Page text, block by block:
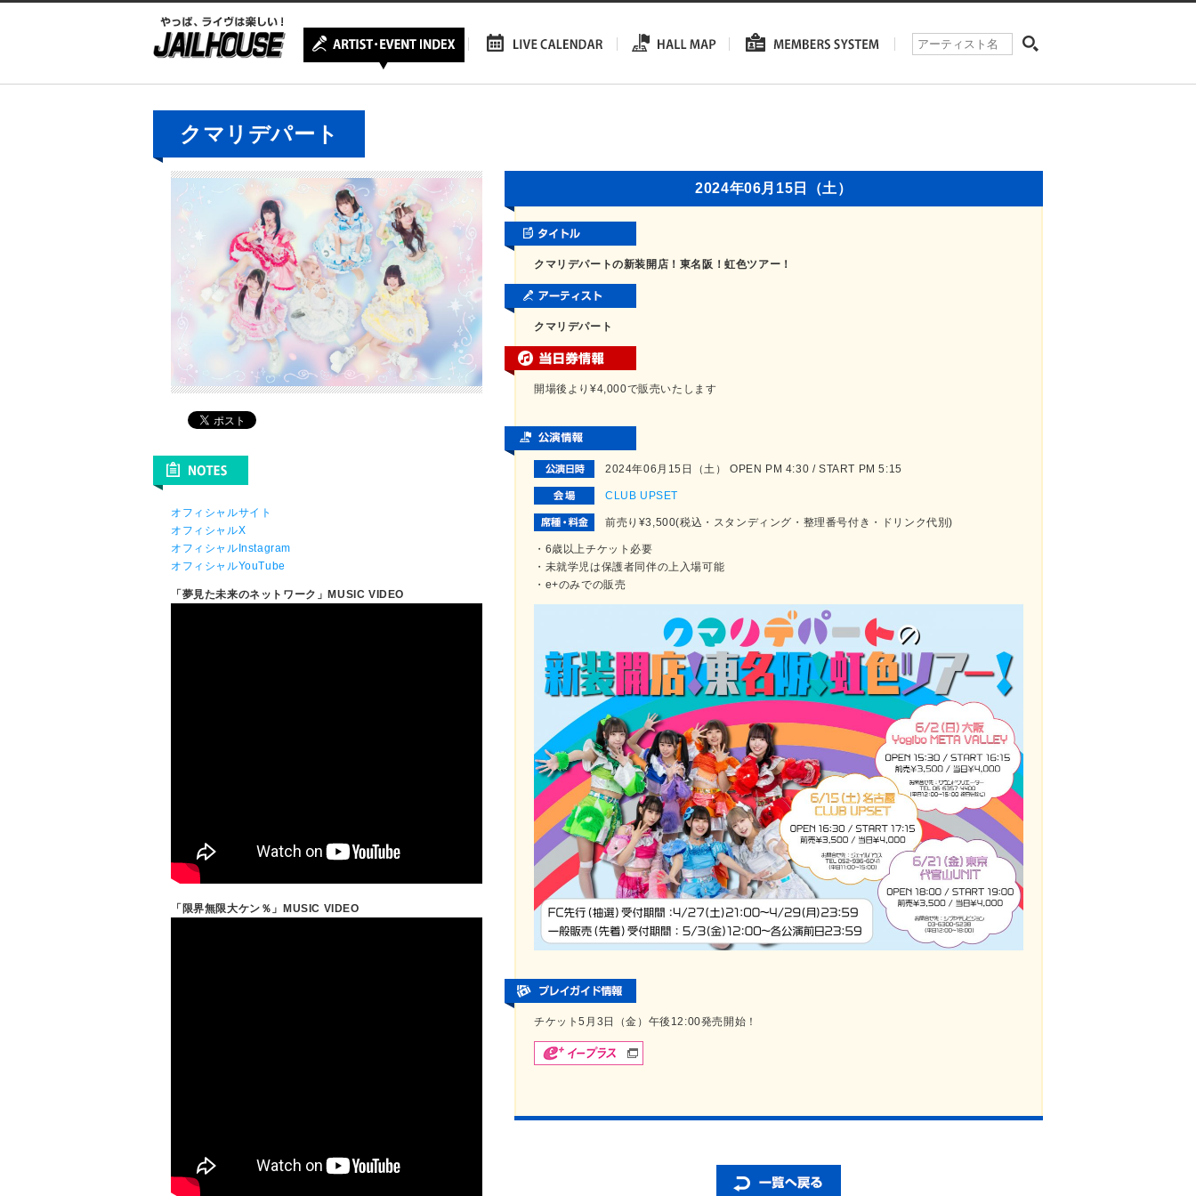
クマリデパート
オフィシャルサイト
オフィシャルX
オフィシャルInstagram
オフィシャルYouTube
「夢見た未来のネットワーク」MUSIC VIDEO
「限界無限大ケン％」MUSIC VIDEO
2024年06月15日（土）
クマリデパートの新装開店！東名阪！虹色ツアー！
クマリデパート
開場後より¥4,000で販売いたします
2024年06月15日（土） OPEN PM 4:30 / START PM 5:15
CLUB UPSET
前売り¥3,500(税込・スタンディング・整理番号付き・ドリンク代別)
・6歳以上チケット必要
・未就学児は保護者同伴の上入場可能
・e+のみでの販売
チケット5月3日（金）午後12:00発売開始！